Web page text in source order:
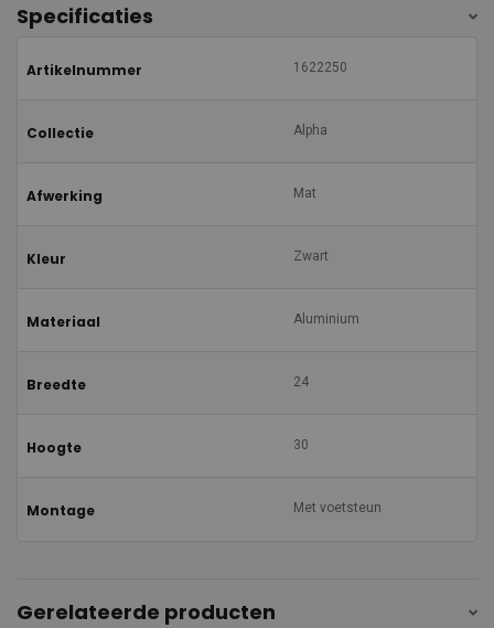
Specificaties
Artikelnummer 1622250
Collectie Alpha
Afwerking Mat
Kleur Zwart
Materiaal Aluminium
Breedte 24
Hoogte 30
Montage Met voetsteun
Gerelateerde producten